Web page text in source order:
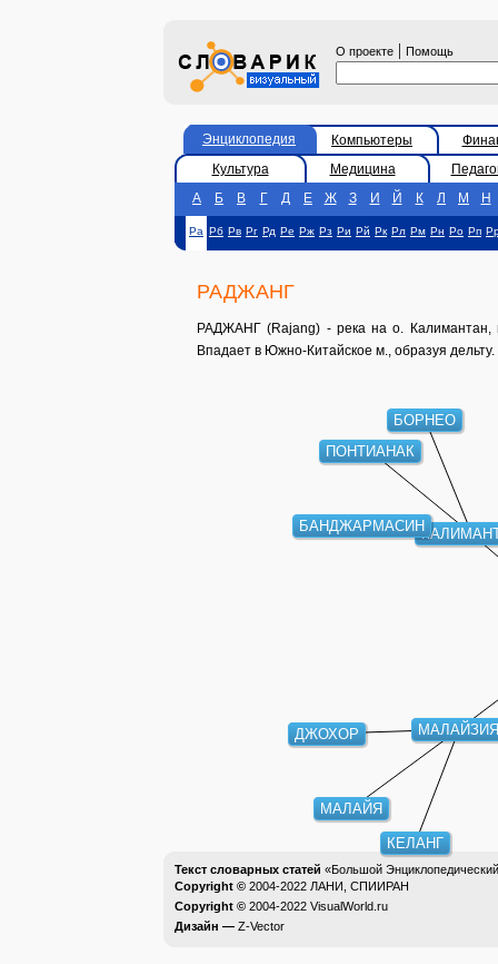
О проекте | Помощь
Энциклопедия Компьютеры
Культура
Медицина
А
Б В Г Д Е Ж З И Й К Л М Н
Ра Рб Рв Рг Рд Ре Рж Рз Ри Рй Рк Рл Рм Рн Ро Рп
РАДЖАНГ
РАДЖАНГ (Rajang) - река на о. Калимантан,
Впадает в Южно-Китайское м., образуя
ПОНТИАНАК
БАНДЖАРМАСИН
БОРНЕО
ДЖОХОР
МАЛАЙЯ
КЕЛАНГ
Текст словарных статей «Большой
Copyright © 2004-2022 ЛАНИ, СПИИРАН
Copyright © 2004-2022 VisualWorld.ru
Дизайн — Z-Vector